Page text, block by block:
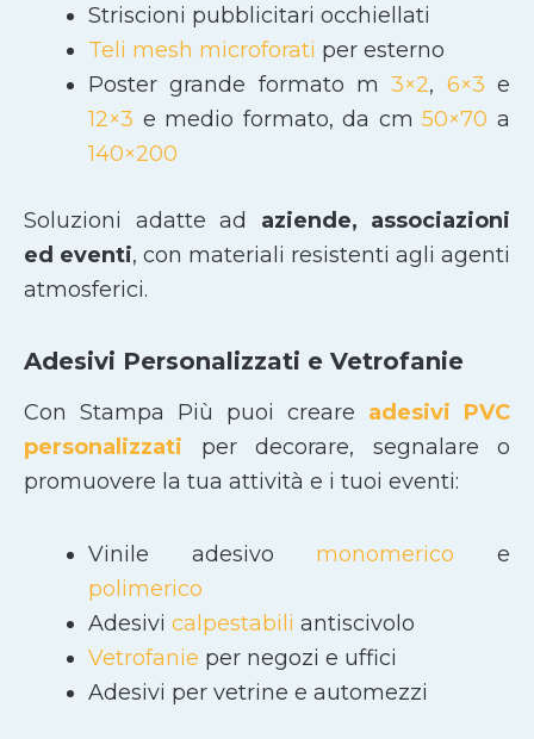
Striscioni pubblicitari occhiellati
Teli mesh microforati per esterno
Poster grande formato m3×2, 6×3 e
12×3 e medio formato, da cm50×70 a
140×200
Soluzioni adatte ad aziende, associazioni
ed eventi, con materiali resistenti agli agenti
atmosferici.
Adesivi Personalizzati e Vetrofanie
Con Stampa Più puoi creare adesivi PVC
personalizzati per decorare, segnalare o
promuovere la tua attività e i tuoi eventi:
Vinile adesivo monomerico e
polimerico
Adesivi calpestabili antiscivolo
Vetrofanie per negozi e uffici
Adesivi per vetrine e automezzi